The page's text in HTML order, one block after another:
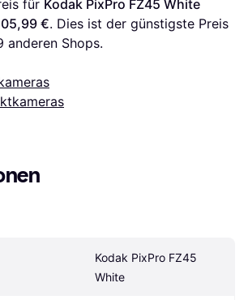
für Kodak PixPro FZ45 White
€. Dies ist der günstigste Preis
anderen Shops.
Kodak PixPro FZ45
White